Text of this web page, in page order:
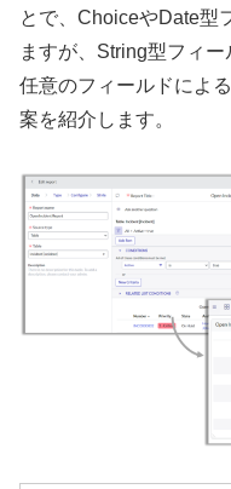
とで、ChoiceやDate型
ますが、String型フィー
任意のフィールドによ
案を紹介します。